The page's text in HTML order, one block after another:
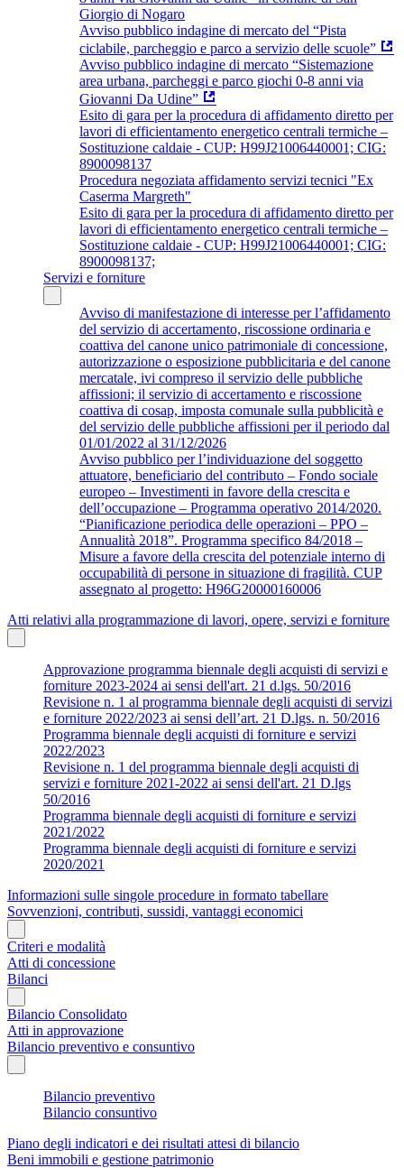
Giorgio di Nogaro
Avviso pubblico indagine di mercato del “Pista
ciclabile, parcheggio e parco a servizio delle scuole”
Avviso pubblico indagine di mercato “Sistemazione
area urbana, parcheggi e parco giochi 0-8 anni via
Giovanni Da Udine”
Esito di gara per la procedura di affidamento diretto per
lavori di efficientamento energetico centrali termiche –
Sostituzione caldaie - CUP: H99J21006440001; CIG:
8900098137
Procedura negoziata affidamento servizi tecnici "Ex
Caserma Margreth"
Esito di gara per la procedura di affidamento diretto per
lavori di efficientamento energetico centrali termiche –
Sostituzione caldaie - CUP: H99J21006440001; CIG:
8900098137;
Servizi e forniture
Avviso di manifestazione di interesse per l’affidamento
del servizio di accertamento, riscossione ordinaria e
coattiva del canone unico patrimoniale di concessione,
autorizzazione o esposizione pubblicitaria e del canone
mercatale, ivi compreso il servizio delle pubbliche
affissioni; il servizio di accertamento e riscossione
coattiva di cosap, imposta comunale sulla pubblicità e
del servizio delle pubbliche affissioni per il periodo dal
01/01/2022 al 31/12/2026
Avviso pubblico per l’individuazione del soggetto
attuatore, beneficiario del contributo – Fondo sociale
europeo – Investimenti in favore della crescita e
dell’occupazione – Programma operativo 2014/2020.
“Pianificazione periodica delle operazioni – PPO –
Annualità 2018”. Programma specifico 84/2018 –
Misure a favore della crescita del potenziale interno di
occupabilità di persone in situazione di fragilità. CUP
assegnato al progetto: H96G20000160006
Atti relativi alla programmazione di lavori, opere, servizi e forniture
Approvazione programma biennale degli acquisti di servizi e
forniture 2023-2024 ai sensi dell'art. 21 d.lgs. 50/2016
Revisione n. 1 al programma biennale degli acquisti di servizi
e forniture 2022/2023 ai sensi dell’art. 21 D.lgs. n. 50/2016
Programma biennale degli acquisti di forniture e servizi
2022/2023
Revisione n. 1 del programma biennale degli acquisti di
servizi e forniture 2021-2022 ai sensi dell'art. 21 D.lgs
50/2016
Programma biennale degli acquisti di forniture e servizi
2021/2022
Programma biennale degli acquisti di forniture e servizi
2020/2021
Informazioni sulle singole procedure in formato tabellare
Sovvenzioni, contributi, sussidi, vantaggi economici
Criteri e modalità
Atti di concessione
Bilanci
Bilancio Consolidato
Atti in approvazione
Bilancio preventivo e consuntivo
Bilancio preventivo
Bilancio consuntivo
Piano degli indicatori e dei risultati attesi di bilancio
Beni immobili e gestione patrimonio